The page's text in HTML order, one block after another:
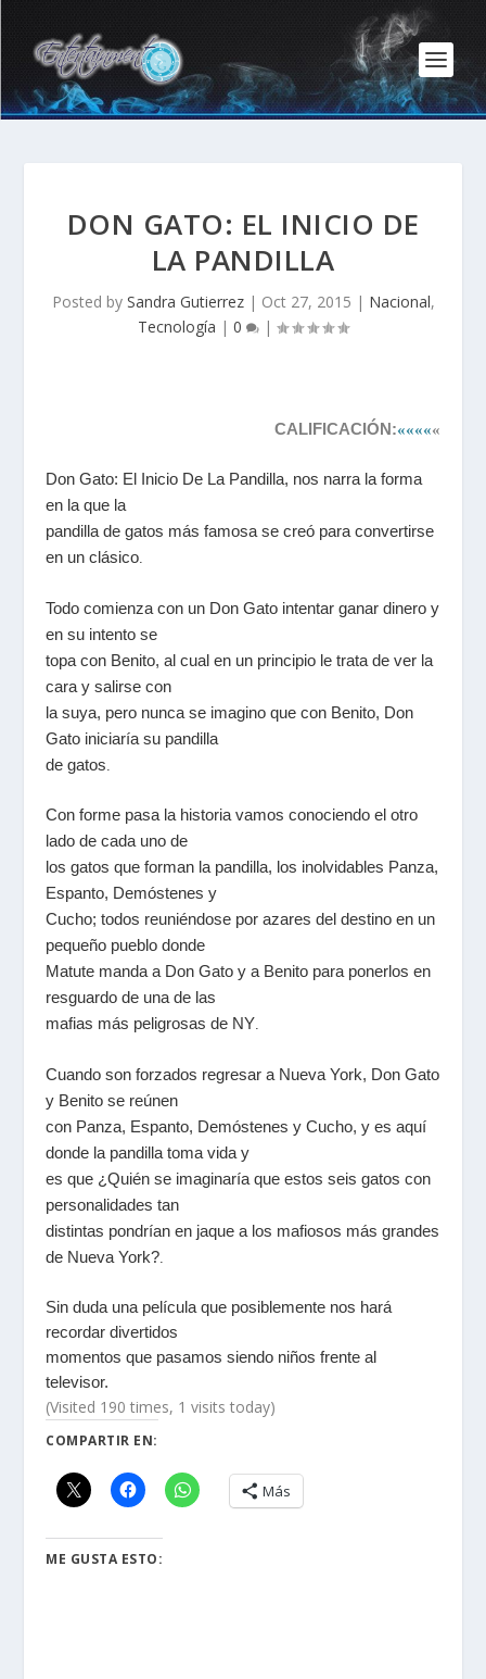
DON GATO: EL INICIO DE
LA PANDILLA
Posted by Sandra Gutierrez| Oct 27, 2015 | Nacional,
Tecnología | 0 |
CALIFICACIÓN:«««««
Don Gato: El Inicio De La Pandilla, nos narra la forma
en la que la
pandilla de gatos más famosa se creó para convertirse
en un clásico.
Todo comienza con un Don Gato intentar ganar dinero y
en su intento se
topa con Benito, al cual en un principio le trata de ver la
cara y salirse con
la suya, pero nunca se imagino que con Benito, Don
Gato iniciaría su pandilla
de gatos
Con forme pasa la historia vamos conociendo el otro
lado de cada uno de
los gatos que forman la pandilla, los inolvidables Panza,
Espanto, Demóstenes y
Cucho; todos reuniéndose por azares del destino en un
pequeño pueblo donde
Matute manda a Don Gato y a Benito para ponerlos en
resguardo de una de las
mafias más peligrosas de NY.
Cuando son forzados regresar a Nueva York, Don Gato
y Benito se reúnen
con Panza, Espanto, Demóstenes y Cucho, y es aquí
donde la pandilla toma vida y
es que ¿Quién se imaginaría que estos seis gatos con
personalidades tan
distintas pondrían en jaque a los mafiosos más grandes
de Nueva York?
Sin duda una película que posiblemente nos hará
recordar divertidos
momentos que pasamos siendo niños frente al
televisor.
(Visited 190 times, 1 visits today)
COMPARTIR EN:
Más
ME GUSTA ESTO: